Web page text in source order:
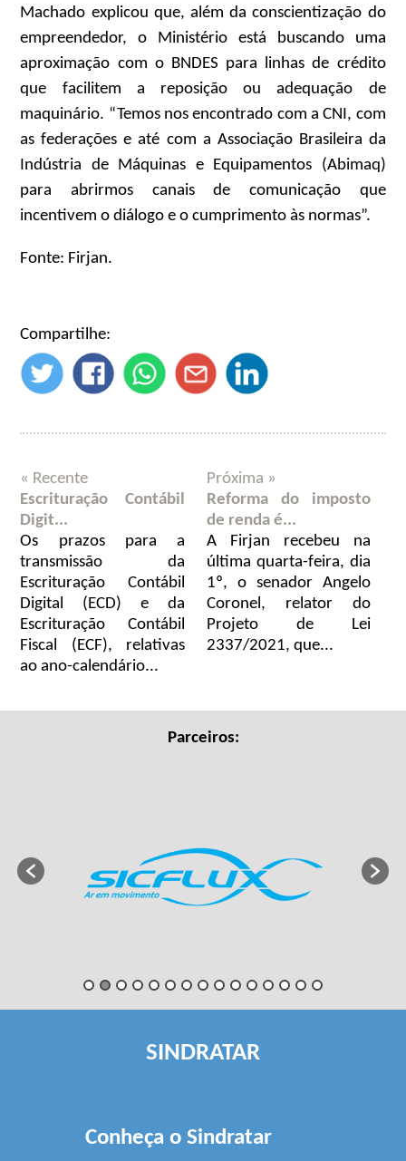
Machado explicou que, além da conscientização do
empreendedor, o Ministério está buscando uma
aproximação com o BNDES para linhas de crédito
que facilitem a reposição ou adequação de
maquinário. “Temos nos encontrado com a CNI, com
as federações e até com a Associação Brasileira da
Indústria de Máquinas e Equipamentos (Abimaq)
para abrirmos canais de comunicação que
incentivem o diálogo e o cumprimento às normas”.
Fonte: Firjan.
Compartilhe:
« Recente
Escrituração Contábil
Digit...
Os prazos para a
transmissão da
Escrituração Contábil
Digital (ECD) e da
Escrituração Contábil
Fiscal (ECF), relativas
ao ano-calendário...
Próxima »
Reforma do imposto
de renda é...
A Firjan recebeu na
última quarta-feira, dia
1º, o senador Angelo
Coronel, relator do
Projeto de Lei
2337/2021, que...
Parceiros:
SINDRATAR
Conheça o Sindratar